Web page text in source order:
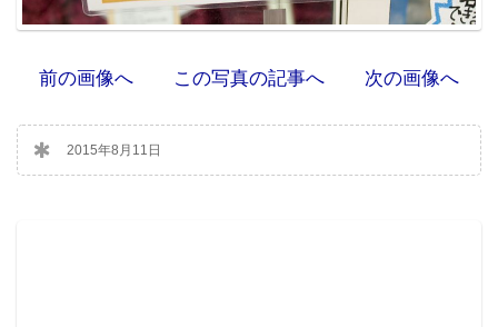
前の画像へ この写真の記事へ 次の画像へ
2015年8月11日